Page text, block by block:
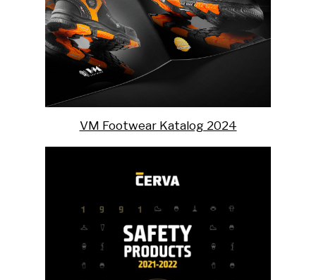
VM Footwear Katalog 2024